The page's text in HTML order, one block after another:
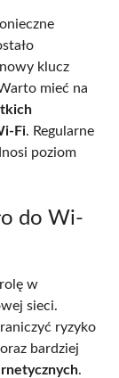
klucz
mieć na
Fi. Regularne
poziom
do Wi-
w
sieci.
ryzyko
bardziej
.